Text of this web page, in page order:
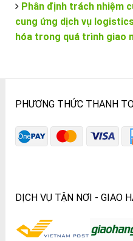
Phân định trách nhiệm
cung ứng dịch vụ
hóa trong quá trình giao
PHƯƠNG THỨC THANH
DỊCH VỤ TẬN NƠI - GIAO